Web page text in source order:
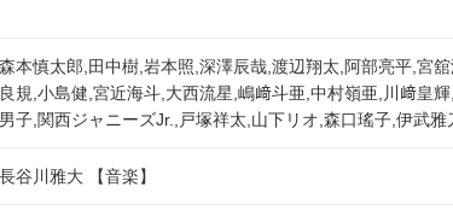
本慎太郎,田中樹,岩本照,深澤辰哉,渡辺翔太,阿部亮平,宮舘
規,小島健,宮近海斗,大西流星,嶋﨑斗亜,中村嶺亜,川﨑皇輝
子,関西ジャニーズJr.,戸塚祥太,山下リオ,森口瑤子,伊武雅
谷川雅大 【音楽】